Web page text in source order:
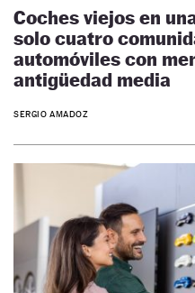
Coches viejos en
solo cuatro
automóviles con
antigüedad media
SERGIO AMADOZ